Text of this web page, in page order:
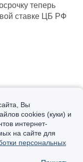
теперь
ставке ЦБ РФ
Вы
cookies (куки) и
интернет-
на сайте для
персональных